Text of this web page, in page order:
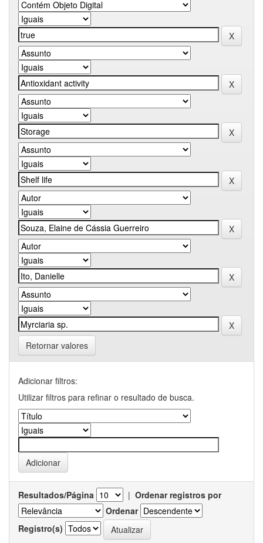
Retornar valores
Adicionar filtros:
Utilizar filtros para refinar o resultado de busca.
Resultados/Página | Ordenar registros por
Ordenar
Registro(s)